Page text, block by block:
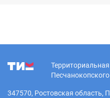
347570, Ростовская область,